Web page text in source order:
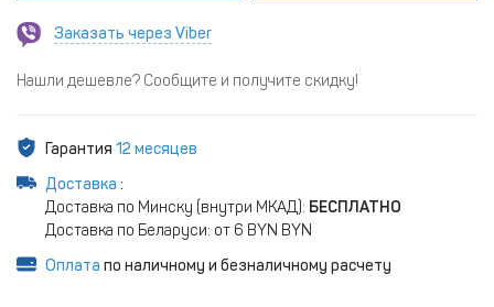
Заказать через Viber
Нашли дешевле? Сообщите и получите скидку!
Гарантия 12 месяцев
Доставка :
Доставка по Минску (внутри МКАД): БЕСПЛАТНО
Доставка по Беларуси: от 6 BYN BYN
Оплата по наличному и безналичному расчету